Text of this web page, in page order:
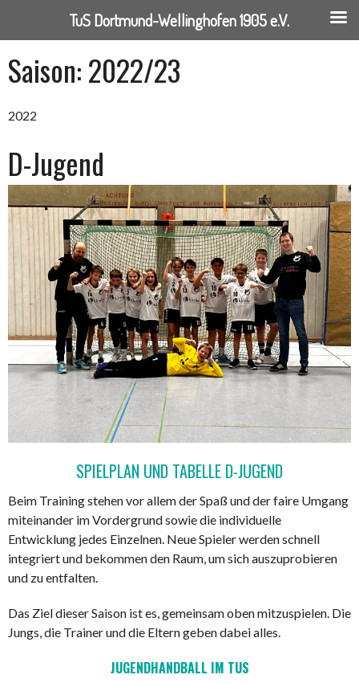
zum
Inhalt
Saison:2022/23
2022
D-Jugend
SPIELPLAN UND TABELLE D-JUGEND
Beim Training stehen vor allem der Spaß und der faire Umgang
miteinander im Vordergrund sowie die individuelle
Entwicklung jedes Einzelnen. Neue Spieler werden schnell
integriert und bekommen den Raum, um sich auszuprobieren
und zu entfalten.
Das Ziel dieser Saison ist es, gemeinsam oben mitzuspielen. Die
Jungs, die Trainer und die Eltern geben dabei alles.
JUGENDHANDBALL IM TUS
TuS Dortmund-Wellinghofen 1905 e.V.